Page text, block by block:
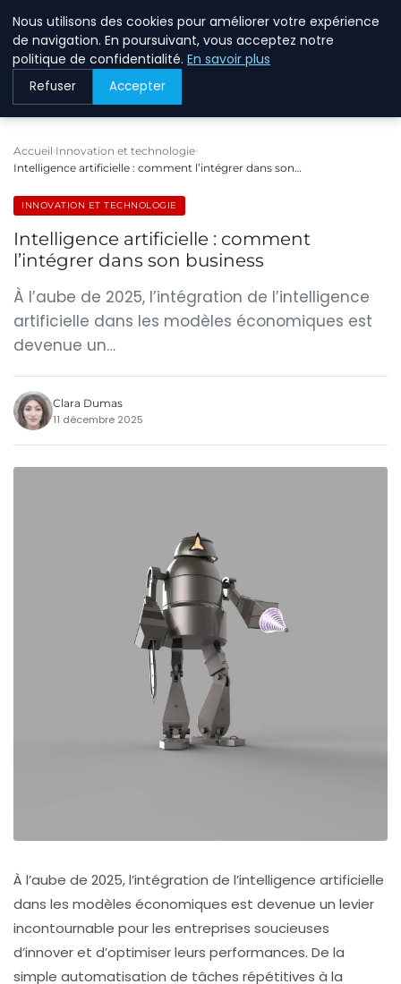
BREIGHAWAY
Accueil Innovation et technologie
Intelligence artificielle : comment l’intégrer dans son…
INNOVATION ET TECHNOLOGIE
Intelligence artificielle : comment
l’intégrer dans son business
À l’aube de 2025, l’intégration de l’intelligence
artificielle dans les modèles économiques est
devenue un…
Clara Dumas
11 décembre 2025
À l’aube de 2025, l’intégration de l’intelligence artificielle
dans les modèles économiques est devenue un levier
incontournable pour les entreprises soucieuses
d’innover et d’optimiser leurs performances. De la
simple automatisation de tâches répétitives à la
Nous utilisons des cookies pour améliorer votre expérience
de navigation. En poursuivant, vous acceptez notre
politique de confidentialité. En savoir plus
Refuser Accepter